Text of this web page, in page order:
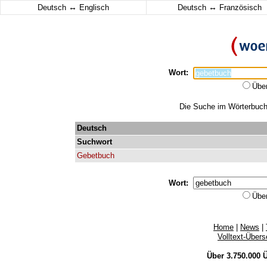
Deutsch ↔ Englisch Deutsch ↔ Französisch
Wort:
Die Suche im
Deutsch
Suchwort
Gebetbuch
Wort:
Home News
Volltext-
Über 3.750.000